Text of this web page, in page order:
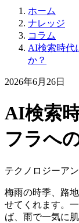
ホーム
ナレッジ
コラム
AI検索時代
か？
2026年6月26日
AI検索
フラへ
テクノロジーア
梅雨の時季、路
せてくれます。
ば、雨で一気に